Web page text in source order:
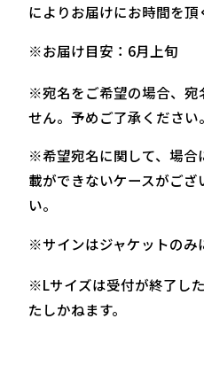
によりお届けにお時間を頂
※お届け目安：6月上旬
※宛名をご希望の場合、宛
せん。予めご了承ください。
※希望宛名に関して、場合
載ができないケースがご
い。
※サインはジャケットのみ
※Lサイズは受付が終了し
たしかねます。